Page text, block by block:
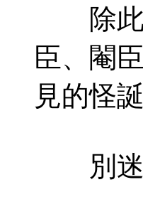
除此
臣、閹
見的怪
別迷